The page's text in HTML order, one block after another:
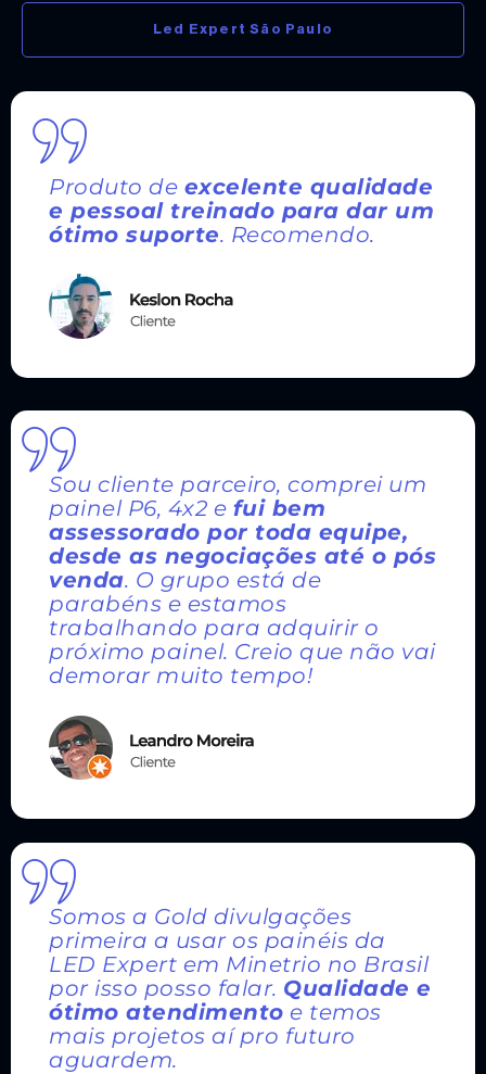
Led Expert São Paulo
Produto de excelente qualidade
e pessoal treinado para dar um
ótimo suporte. Recomendo.
Sou cliente parceiro, comprei um
painel P6, 4x2 e fui bem
assessorado por toda equipe,
desde as negociações até o pós
venda. O grupo está de
parabéns e estamos
trabalhando para adquirir o
próximo painel. Creio que não vai
demorar muito tempo!
Somos a Gold divulgações
primeira a usar os painéis da
LED Expert em Minetrio no Brasil
por isso posso falar. Qualidade e
ótimo atendimento e temos
mais projetos aí pro futuro
aguardem.